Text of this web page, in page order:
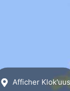
Afficher Klok'uus